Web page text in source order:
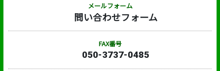
メールフォーム
問い合わせフォーム
FAX番号
050-3737-0485